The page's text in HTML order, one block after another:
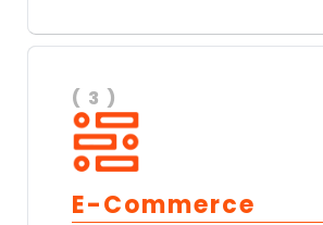
( 3 )
E-Commerce